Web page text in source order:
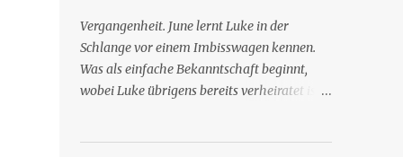
hinterlassen wurde, die vor ihr dort war. In
Erwartung der Zeremonie bringt Serena
June zum Gynäkologen, der sich bereit
erklärt, sie zu schwängern, da Fred
verantwortlich gemacht würde. June lehnt
Vergangenheit. June lernt Luke in der
Schlange vor einem Imbisswagen kennen.
Was als einfache Bekanntschaft beginnt,
wobei Luke übrigens bereits verheiratet ist,